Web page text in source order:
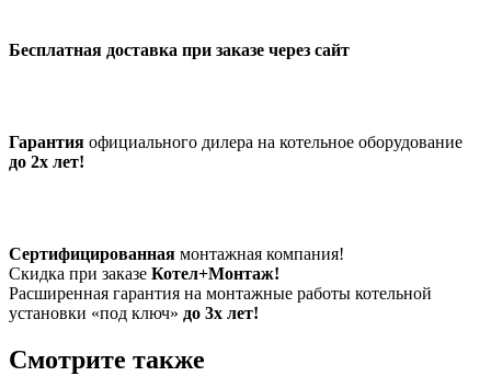
Бесплатная доставка при заказе через сайт
Гарантия официального дилера на котельное оборудование
до 2х лет!
Сертифицированная монтажная компания!
Скидка при заказе Котел+Монтаж!
Расширенная гарантия на монтажные работы котельной
установки «под ключ» до 3х лет!
Смотрите также